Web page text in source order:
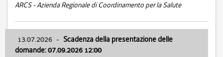
ARCS - Azienda Regionale di Coordinamento per la Salute
13.07.2026 - Scadenza della presentazione delle
domande: 07.09.2026 12:00